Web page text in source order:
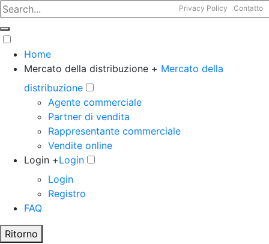
Privacy Policy Contatto
Home
Mercato della distribuzione + Mercato della
distribuzione
Agente commerciale
Partner di vendita
Rappresentante commerciale
Vendite online
Login +Login
Login
Registro
FAQ
Ritorno